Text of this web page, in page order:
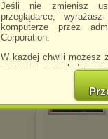
Jeśli nie zmienisz
przeglądarce,
komputerze przez
Corporation.
W każdej chwili możesz
w swojej przeglądarce
Jednocześnie
spowodować